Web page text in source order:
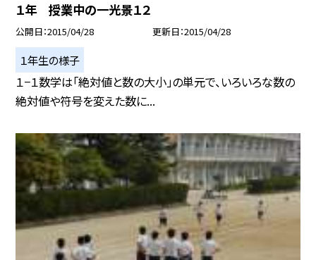
１年 授業中の一光景１２
公開日 2015/04/28 更新日 2015/04/28
１年生の様子
１−１数学は「絶対値と数の大小」の単元で、いろいろな数の
絶対値や符号を変えた数に...